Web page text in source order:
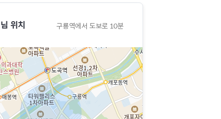
위치 구룡역에서 도보로 10분